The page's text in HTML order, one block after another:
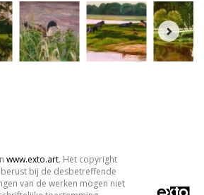
www.exto.art. Het copyright
bij de desbetreffende
van de werken mogen niet